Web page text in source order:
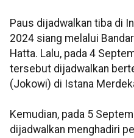
Paus dijadwalkan tiba di
2024 siang melalui
Hatta. Lalu, pada 4
tersebut dijadwalkan
(Jokowi) di Istana
Kemudian, pada 5
dijadwalkan menghadiri